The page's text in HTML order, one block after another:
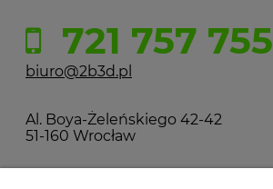
721 757 755
biuro@2b3d.pl
Al. Boya-Żeleńskiego 42-42
51-160 Wrocław